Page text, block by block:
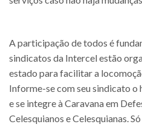
A participação de todos é
sindicatos da Intercel estão
estado para facilitar a
Informe-se com seu sindicato
e se integre à Caravana em
Celesquianos e Celesquianas.